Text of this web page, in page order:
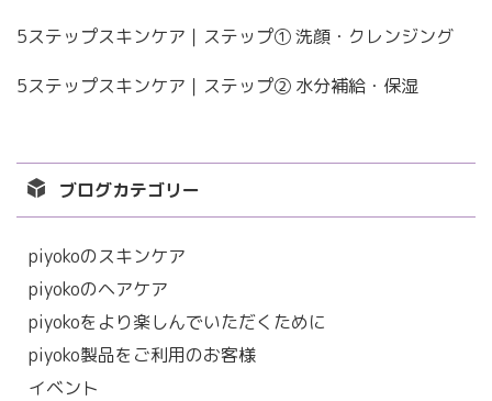
5ステップスキンケア｜ステップ① 洗顔・クレンジング
5ステップスキンケア｜ステップ② 水分補給・保湿
ブログカテゴリー
piyokoのスキンケア
piyokoのヘアケア
piyokoをより楽しんでいただくために
piyoko製品をご利用のお客様
イベント